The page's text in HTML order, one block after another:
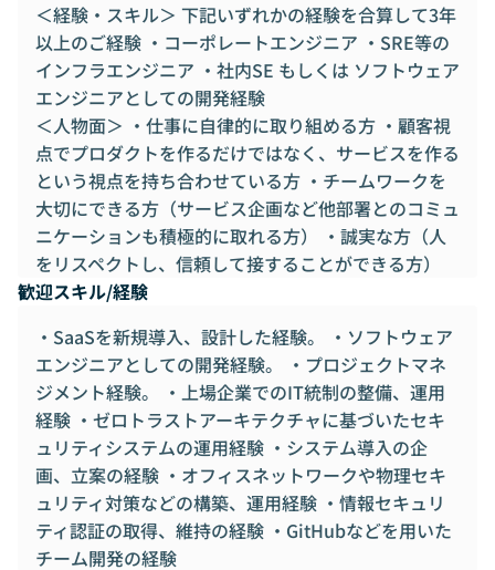
＜経験・スキル＞ 下記いずれかの経験を合算して3年
以上のご経験 ・コーポレートエンジニア ・SRE等の
インフラエンジニア ・社内SE もしくは ソフトウェア
エンジニアとしての開発経験
＜人物面＞ ・仕事に自律的に取り組める方 ・顧客視
点でプロダクトを作るだけではなく、サービスを作る
という視点を持ち合わせている方 ・チームワークを
大切にできる方（サービス企画など他部署とのコミュ
ニケーションも積極的に取れる方） ・誠実な方（人
をリスペクトし、信頼して接することができる方）
歓迎スキル/経験
・SaaSを新規導入、設計した経験。 ・ソフトウェア
エンジニアとしての開発経験。 ・プロジェクトマネ
ジメント経験。 ・上場企業でのIT統制の整備、運用
経験 ・ゼロトラストアーキテクチャに基づいたセキ
ュリティシステムの運用経験 ・システム導入の企
画、立案の経験 ・オフィスネットワークや物理セキ
ュリティ対策などの構築、運用経験 ・情報セキュリ
ティ認証の取得、維持の経験 ・GitHubなどを用いた
チーム開発の経験